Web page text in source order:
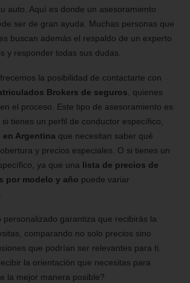
auto. Aquí es donde un asesoramiento
ser de gran ayuda. Muchas personas que
buscan además el respaldo de un experto
y responder todas sus dudas.
la posibilidad de contactarte con
Brokers de seguros , quienes
el proceso. Este tipo de asesoramiento es
tienes un perfil de conductor específico,
en Argentina que necesitan saber qué
y precios especiales. O si tienes un
ya que una lista de precios de
por modelo y año puede variar
personalizado garantiza que recibirás la
comparando no solo precios sino
que podrían ser relevantes para ti.
la orientación que necesitas para
la mejor manera posible?